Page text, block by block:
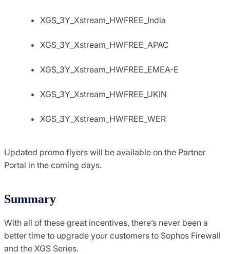
XGS_3Y_Xstream_HWFREE_India
XGS_3Y_Xstream_HWFREE_APAC
XGS_3Y_Xstream_HWFREE_EMEA-E
XGS_3Y_Xstream_HWFREE_UKIN
XGS_3Y_Xstream_HWFREE_WER
Updated promo flyers will be available on the Partner
Portal in the coming days.
Summary
With all of these great incentives, there’s never been a
better time to upgrade your customers to Sophos Firewall
and the XGS Series.